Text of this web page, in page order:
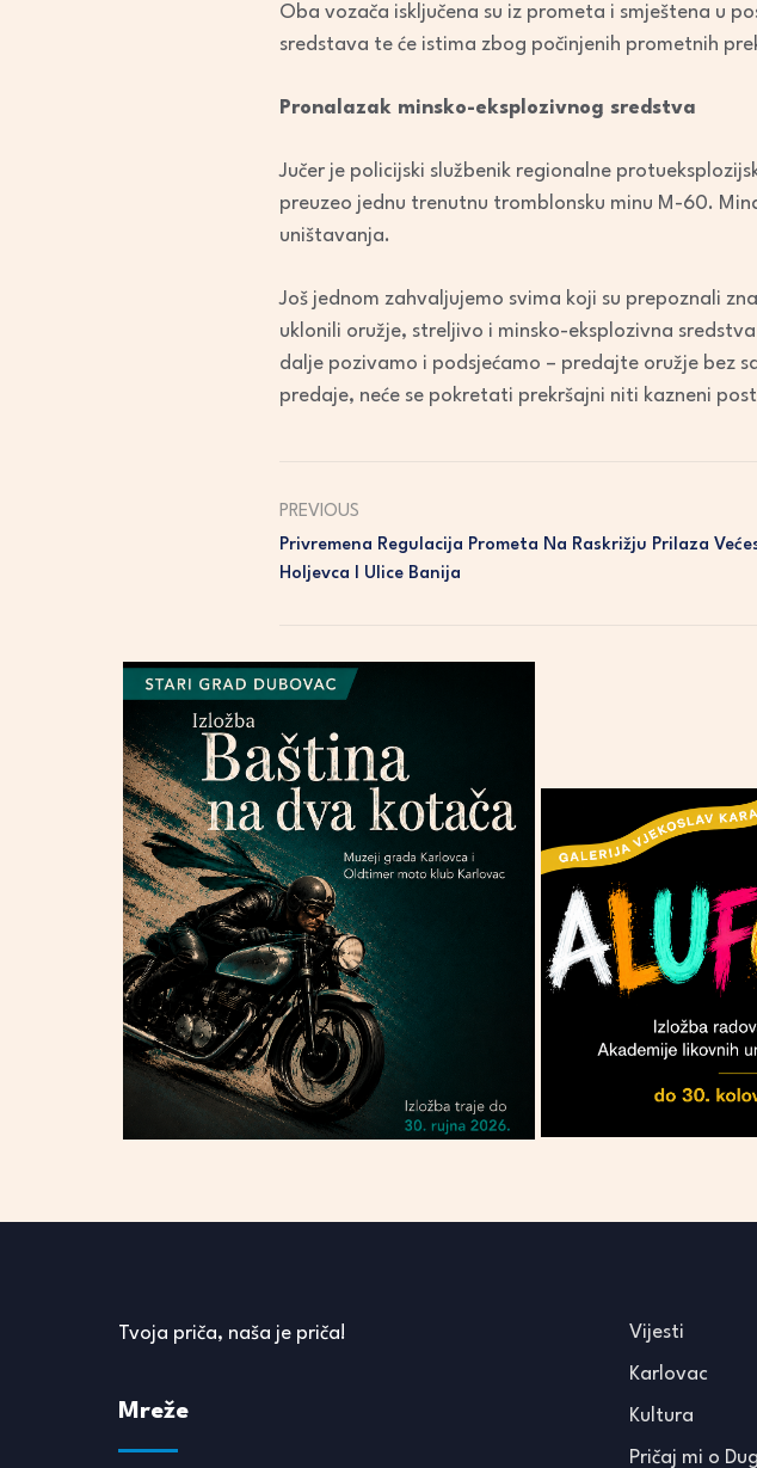
Oba vozača isključena su iz prometa i smještena u
sredstava te će istima zbog počinjenih prometnih
Pronalazak minsko-eksplozivnog sredstva
Jučer je policijski službenik regionalne
preuzeo jednu trenutnu tromblonsku minu M-60.
uništavanja.
Još jednom zahvaljujemo svima koji su prepoznali
uklonili oružje, streljivo i minsko-eksplozivna
dalje pozivamo i podsjećamo – predajte oružje bez
predaje, neće se pokretati prekršajni niti kazneni
PREVIOUS
Privremena Regulacija Prometa Na Raskrižju Prilaza
Holjevca I Ulice Banija
Tvoja priča, naša je priča!
Mreže
Vijesti
Karlovac
Kultura
Pričaj mi o